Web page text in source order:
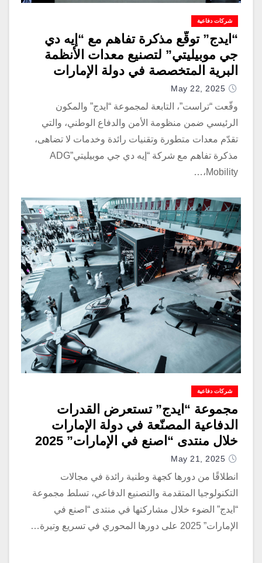
شركات دفاعية
“ايدج” توقّع مذكرة تفاهم مع “إيه دي
جي موبيليتي” لتصنيع معدات الأنظمة
البرية المتخصصة في دولة الإمارات
May 22, 2025
وقّعت “تراست”، التابعة لمجموعة “ايدج” والمكون
الرئيسي ضمن منظومة الأمن والدفاع الوطني، والتي
تقدّم معدات متطورة وتقنيات رائدة وخدمات لا تضاهى،
مذكرة تفاهم مع شركة “إيه دي جي موبيليتي”ADG
Mobility،…
شركات دفاعية
مجموعة “ايدج” تستعرض القدرات
الدفاعية المصنّعة في دولة الإمارات
خلال منتدى “اصنع في الإمارات” 2025
May 21, 2025
انطلاقًا من دورها كجهة وطنية رائدة في مجالات
التكنولوجيا المتقدمة والتصنيع الدفاعي، تسلط مجموعة
“ايدج” الضوء خلال مشاركتها في منتدى “اصنع في
الإمارات” 2025 على دورها المحوري في تسريع وتيرة…